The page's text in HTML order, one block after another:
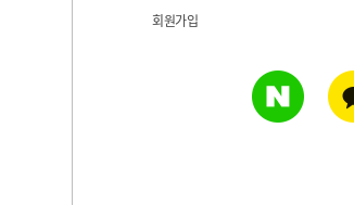
회원가입